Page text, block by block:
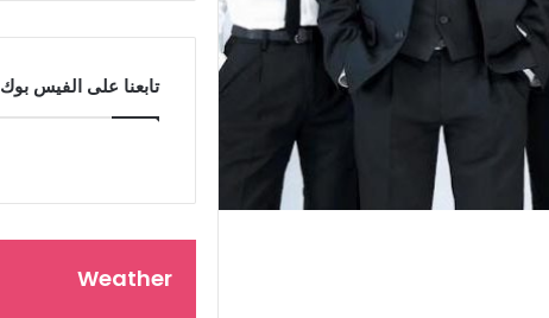
تابعنا على الفيس بوك
Weather